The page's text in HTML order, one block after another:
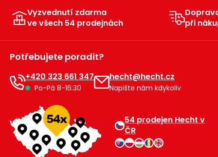
Vyzvednutí zdarma
ve všech 54 prodejnách
při
Potřebujete poradit?
+420 323 661 347
Po-Pá 8-16:30
hecht@hecht.cz
Napište nám kdykoliv
54 prodejen Hecht v
ČR